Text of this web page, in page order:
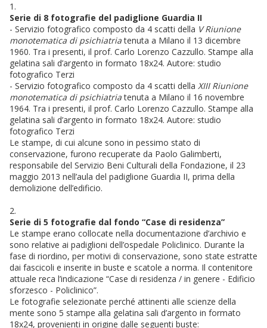
1.
Serie di 8 fotografie del padiglione Guardia II
- Servizio fotografico composto da 4 scatti della V Riunione
monotematica di psichiatriatenuta a Milano il 13 dicembre
1960. Tra i presenti, il prof. Carlo Lorenzo Cazzullo. Stampe alla
gelatina sali d’argento in formato 18x24. Autore: studio
fotografico Terzi
- Servizio fotografico composto da 4 scatti della XIII Riunione
monotematica di psichiatriatenuta a Milano il 16 novembre
1964. Tra i presenti, il prof. Carlo Lorenzo Cazzullo. Stampe alla
gelatina sali d’argento in formato 18x24. Autore: studio
fotografico Terzi
Le stampe, di cui alcune sono in pessimo stato di
conservazione, furono recuperate da Paolo Galimberti,
responsabile del Servizio Beni Culturali della Fondazione, il 23
maggio 2013 nell’aula del padiglione Guardia II, prima della
demolizione dell’edificio.
2.
Serie di 5 fotografie dal fondo “Case di residenza”
Le stampe erano collocate nella documentazione d’archivio e
sono relative ai padiglioni dell’ospedale Policlinico. Durante la
fase di riordino, per motivi di conservazione, sono state estratte
dai fascicoli e inserite in buste e scatole a norma. Il contenitore
attuale reca l’indicazione “Case di residenza / in genere - Edificio
sforzesco - Policlinico”.
Le fotografie selezionate perché attinenti alle scienze della
mente sono 5 stampe alla gelatina sali d’argento in formato
18x24, provenienti in origine dalle seguenti buste: